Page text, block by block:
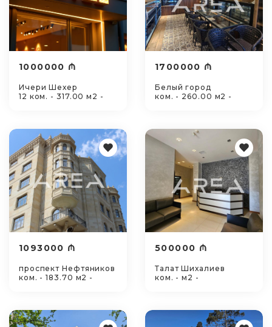
1000000 ₼
Ичери Шехер
12 ком. - 317.00 м2 -
1700000 ₼
Белый город
ком. - 260.00 м2 -
1093000 ₼
проспект Нефтяников
ком. - 183.70 м2 -
500000 ₼
Талат Шихалиев
ком. - м2 -